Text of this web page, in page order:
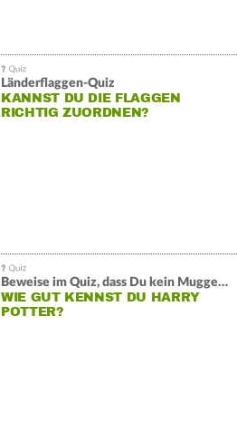
Länderflaggen-Quiz
KANNST DU DIE FLAGGEN
RICHTIG ZUORDNEN?
Beweise im Quiz, dass Du kein Muggel bist
WIE GUT KENNST DU HARRY
POTTER?